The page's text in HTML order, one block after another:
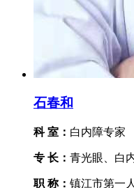
石春和
科 室： 白内障专家
专 长： 青光眼、白
职 称： 镇江市第一